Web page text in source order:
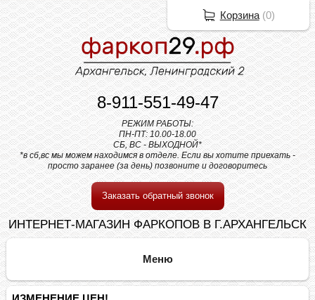
8-911-551-49-47
РЕЖИМ РАБОТЫ:
ПН-ПТ: 10.00-18.00
СБ, ВС - ВЫХОДНОЙ*
*в сб,вс мы можем находимся в отделе. Если вы хотите приехать -
просто заранее (за день) позвоните и договоритесь
Заказать обратный звонок
ИНТЕРНЕТ-МАГАЗИН ФАРКОПОВ В Г.АРХАНГЕЛЬСК
Корзина(0)